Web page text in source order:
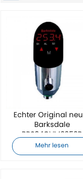
Echter Original
Barksdale
BPS34GVM0250B
Druckschalter
Mehr lesen